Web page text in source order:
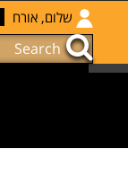
שלום, אורח